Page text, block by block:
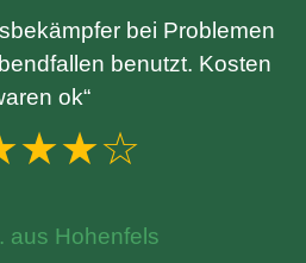
bei Problemen
benutzt. Kosten
ok“
aus Hohenfels